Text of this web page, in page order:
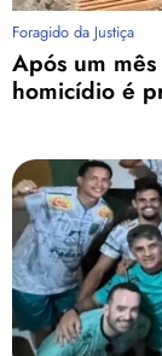
Foragido da Justiça
Após um
homicídio é